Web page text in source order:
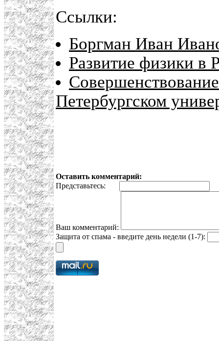
Ссылки:
Боргман Иван
Развитие физики в
Петербургском
Оставить комментарий:
Представьтесь:
Ваш комментарий:
Защита от спама - введите день недели (1-7):